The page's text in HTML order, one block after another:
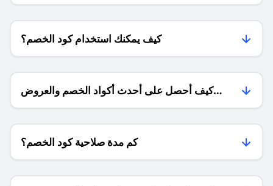
كيف يمكنك استخدام كود الخصم؟
كيف أحصل على أحدث أكواد الخصم والعروض
للمتاجر؟
كم مدة صلاحية كود الخصم؟